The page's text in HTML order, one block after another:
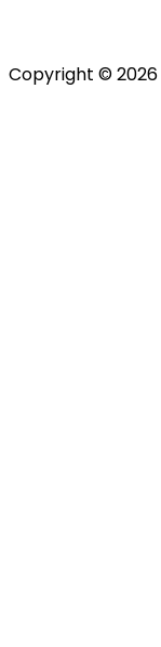
Copyright ©2026